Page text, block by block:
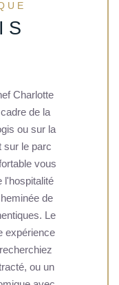
Charlotte
de la
ou sur la
sur le parc
vous
l'hospitalité
de
Le
expérience
ou un